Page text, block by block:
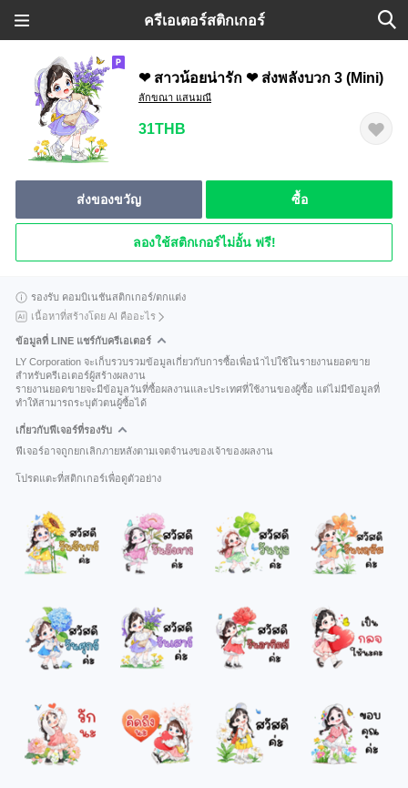
ครีเอเตอร์สติกเกอร์
❤ สาวน้อยน่ารัก ❤ ส่งพลังบวก 3 (Mini)
ลักขณา แสนมณี
31THB
ส่งของขวัญ ซื้อ
ลองใช้สติกเกอร์ไม่อั้น ฟรี!
รองรับ คอมบิเนชันสติกเกอร์/ตกแต่ง
เนื้อหาที่สร้างโดย AI คืออะไร
ข้อมูลที่ LINE แชร์กับครีเอเตอร์
LY Corporation จะเก็บรวบรวมข้อมูลเกี่ยวกับการซื้อเพื่อนำไปใช้ในรายงานยอดขาย
สำหรับครีเอเตอร์ผู้สร้างผลงาน
รายงานยอดขายจะมีข้อมูลวันที่ซื้อผลงานและประเทศที่ใช้งานของผู้ซื้อ แต่ไม่มีข้อมูลที่
ทำให้สามารถระบุตัวตนผู้ซื้อได้
เกี่ยวกับฟีเจอร์ที่รองรับ
ฟีเจอร์อาจถูกยกเลิกภายหลังตามเจตจำนงของเจ้าของผลงาน
โปรดแตะที่สติกเกอร์เพื่อดูตัวอย่าง